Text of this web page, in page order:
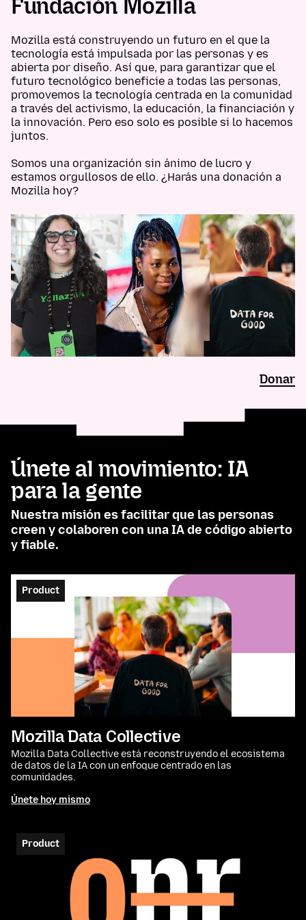
Fundación Mozilla
Mozilla está construyendo un futuro en el que la
tecnología está impulsada por las personas y es
abierta por diseño. Así que, para garantizar que el
futuro tecnológico beneficie a todas las personas,
promovemos la tecnología centrada en la comunidad
a través del activismo, la educación, la financiación y
la innovación. Pero eso solo es posible si lo hacemos
juntos.
Somos una organización sin ánimo de lucro y
estamos orgullosos de ello. ¿Harás una donación a
Mozilla hoy?
Donar
Únete al movimiento: IA
para la gente
Nuestra misión es facilitar que las personas
creen y colaboren con una IA de código abierto
y fiable.
Mozilla Data Collective
Product
Mozilla Data Collective está reconstruyendo el ecosistema
de datos de la IA con un enfoque centrado en las
comunidades.
Únete hoy mismo
Product